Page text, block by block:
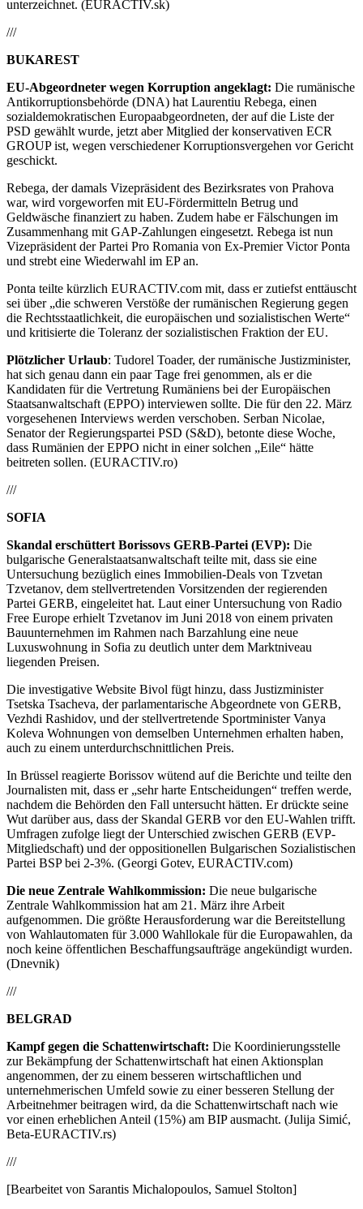
unterzeichnet. (EURACTIV.sk)
///
BUKAREST
EU-Abgeordneter wegen Korruption angeklagt: Die rumänische
Antikorruptionsbehörde (DNA) hat Laurentiu Rebega, einen
sozialdemokratischen Europaabgeordneten, der auf die Liste der
PSD gewählt wurde, jetzt aber Mitglied der konservativen ECR
GROUP ist, wegen verschiedener Korruptionsvergehen vor Gericht
geschickt.
Rebega, der damals Vizepräsident des Bezirksrates von Prahova
war, wird vorgeworfen mit EU-Fördermitteln Betrug und
Geldwäsche finanziert zu haben. Zudem habe er Fälschungen im
Zusammenhang mit GAP-Zahlungen eingesetzt. Rebega ist nun
Vizepräsident der Partei Pro Romania von Ex-Premier Victor Ponta
und strebt eine Wiederwahl im EP an.
Ponta teilte kürzlich EURACTIV.com mit, dass er zutiefst enttäuscht
sei über „die schweren Verstöße der rumänischen Regierung gegen
die Rechtsstaatlichkeit, die europäischen und sozialistischen Werte“
und kritisierte die Toleranz der sozialistischen Fraktion der EU.
Plötzlicher Urlaub: Tudorel Toader, der rumänische Justizminister,
hat sich genau dann ein paar Tage frei genommen, als er die
Kandidaten für die Vertretung Rumäniens bei der Europäischen
Staatsanwaltschaft (EPPO) interviewen sollte. Die für den 22. März
vorgesehenen Interviews werden verschoben. Serban Nicolae,
Senator der Regierungspartei PSD (S&D), betonte diese Woche,
dass Rumänien der EPPO nicht in einer solchen „Eile“ hätte
beitreten sollen. (EURACTIV.ro)
///
SOFIA
Skandal erschüttert Borissovs GERB-Partei (EVP): Die
bulgarische Generalstaatsanwaltschaft teilte mit, dass sie eine
Untersuchung bezüglich eines Immobilien-Deals von Tzvetan
Tzvetanov, dem stellvertretenden Vorsitzenden der regierenden
Partei GERB, eingeleitet hat. Laut einer Untersuchung von Radio
Free Europe erhielt Tzvetanov im Juni 2018 von einem privaten
Bauunternehmen im Rahmen nach Barzahlung eine neue
Luxuswohnung in Sofia zu deutlich unter dem Marktniveau
liegenden Preisen.
Die investigative Website Bivol fügt hinzu, dass Justizminister
Tsetska Tsacheva, der parlamentarische Abgeordnete von GERB,
Vezhdi Rashidov, und der stellvertretende Sportminister Vanya
Koleva Wohnungen von demselben Unternehmen erhalten haben,
auch zu einem unterdurchschnittlichen Preis.
In Brüssel reagierte Borissov wütend auf die Berichte und teilte den
Journalisten mit, dass er „sehr harte Entscheidungen“ treffen werde,
nachdem die Behörden den Fall untersucht hätten. Er drückte seine
Wut darüber aus, dass der Skandal GERB vor den EU-Wahlen trifft.
Umfragen zufolge liegt der Unterschied zwischen GERB (EVP-
Mitgliedschaft) und der oppositionellen Bulgarischen Sozialistischen
Partei BSP bei 2-3%. (Georgi Gotev, EURACTIV.com)
Die neue Zentrale Wahlkommission: Die neue bulgarische
Zentrale Wahlkommission hat am 21. März ihre Arbeit
aufgenommen. Die größte Herausforderung war die Bereitstellung
von Wahlautomaten für 3.000 Wahllokale für die Europawahlen, da
noch keine öffentlichen Beschaffungsaufträge angekündigt wurden.
(Dnevnik)
///
BELGRAD
Kampf gegen die Schattenwirtschaft: Die Koordinierungsstelle
zur Bekämpfung der Schattenwirtschaft hat einen Aktionsplan
angenommen, der zu einem besseren wirtschaftlichen und
unternehmerischen Umfeld sowie zu einer besseren Stellung der
Arbeitnehmer beitragen wird, da die Schattenwirtschaft nach wie
vor einen erheblichen Anteil (15%) am BIP ausmacht. (Julija Simić,
Beta-EURACTIV.rs)
///
[Bearbeitet von Sarantis Michalopoulos, Samuel Stolton]